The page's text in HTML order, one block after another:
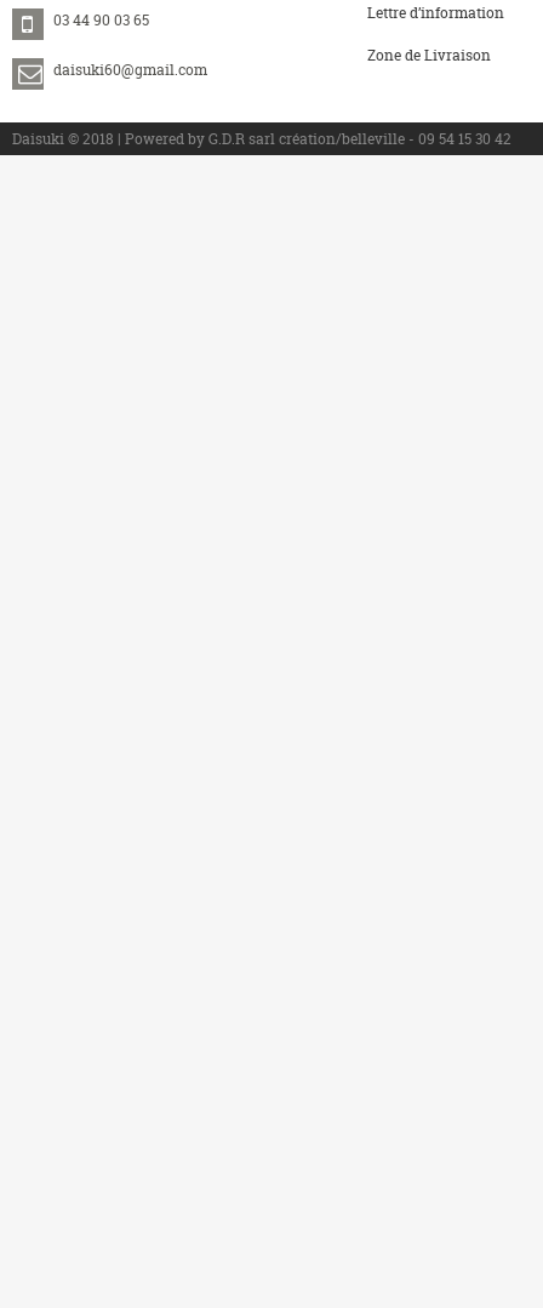
03 44 90 03 65
daisuki60@gmail.com
Lettre d’information
Zone de Livraison
Daisuki © 2018 | Powered by G.D.R sarl création/belleville - 09 54 15 30 42